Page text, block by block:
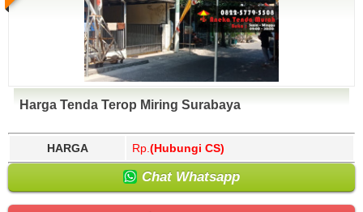
Harga Tenda Terop Miring Surabaya
HARGA Rp. (Hubungi CS)
Chat Whatsapp